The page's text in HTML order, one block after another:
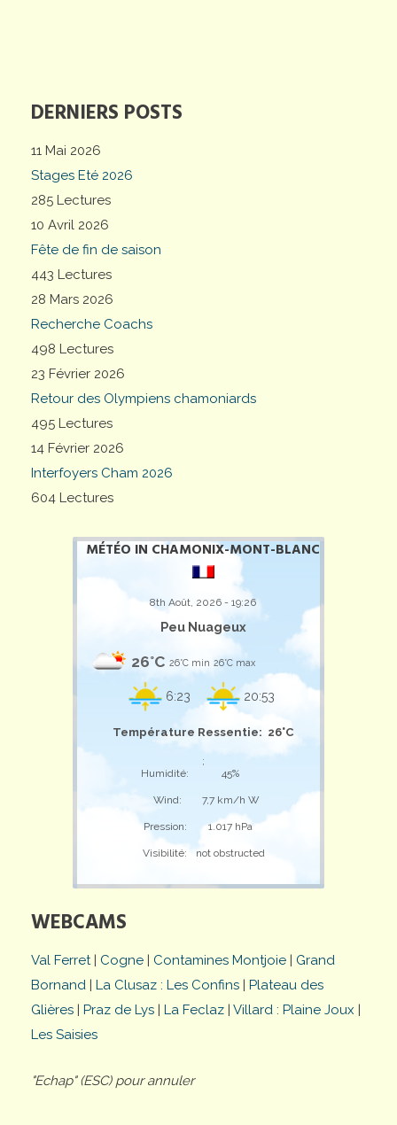
DERNIERS POSTS
11 Mai 2026
Stages Eté 2026
285 Lectures
10 Avril 2026
Fête de fin de saison
443 Lectures
28 Mars 2026
Recherche Coachs
498 Lectures
23 Février 2026
Retour des Olympiens chamoniards
495 Lectures
14 Février 2026
Interfoyers Cham 2026
604 Lectures
MÉTÉO IN CHAMONIX-MONT-BLANC
8th Août, 2026 - 19:26
Peu Nuageux
26°C 26°C min 26°C max
6:23 20:53
Température Ressentie: 26°C
;
Humidité:
45%
Wind: 7,7 km/h W
Pression: 1.017 hPa
Visibilité: not obstructed
WEBCAMS
Val Ferret| Cogne | Contamines Montjoie | Grand
Bornand | La Clusaz : Les Confins | Plateau des
Glières | Praz de Lys | La Feclaz | Villard : Plaine Joux |
Les Saisies
"Echap" (ESC) pour annuler